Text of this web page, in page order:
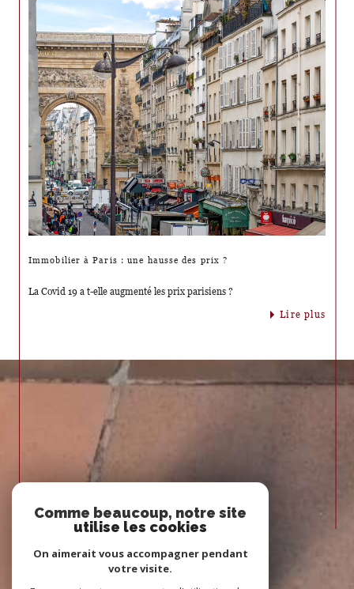
Immobilier à Paris : une hausse des prix ?
La Covid 19 a t-elle augmenté les prix parisiens ?
lire plus
Comme beaucoup, notre site
utilise les cookies
On aimerait vous accompagner pendant
votre visite.